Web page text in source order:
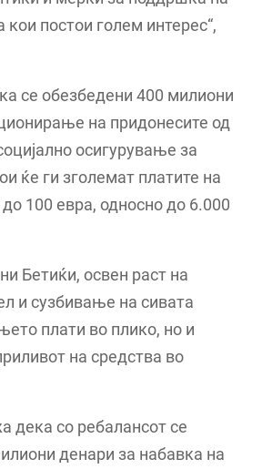
постои голем интерес“,
се обезбедени 400 милиони
на придонесите од
осигурување за
ќе ги зголемат платите на
100 евра, односно до 6.000
Бетиќи, освен раст на
и сузбивање на сивата
плати во плико, но и
на средства во
дека со ребалансот се
денари за набавка на